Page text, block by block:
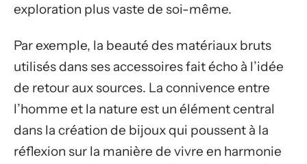
exploration plus vaste de soi-même.
Par exemple, la beauté des matériaux bruts
utilisés dans ses accessoires fait écho à l’idée
de retour aux sources. La connivence entre
l’homme et la nature est un élément central
dans la création de bijoux qui poussent à la
réflexion sur la manière de vivre en harmonie